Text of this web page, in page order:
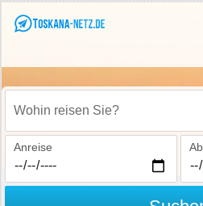
Wohin reisen Sie?
Anreise